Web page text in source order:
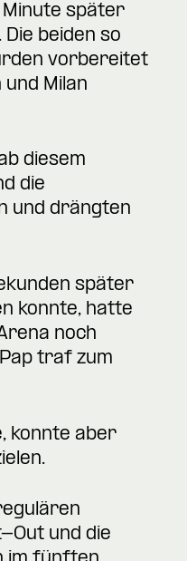
Minute später
beiden so
vorbereitet
Milan
diesem
die
und drängten
später
konnte, hatte
noch
traf zum
konnte aber
Out und die